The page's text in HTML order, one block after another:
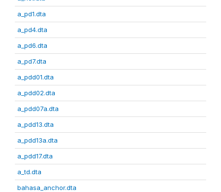
a_pd1.dta
a_pd4.dta
a_pd6.dta
a_pd7.dta
a_pdd01.dta
a_pdd02.dta
a_pdd07a.dta
a_pdd13.dta
a_pdd13a.dta
a_pdd17.dta
a_td.dta
bahasa_anchor.dta